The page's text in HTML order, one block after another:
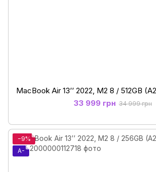
MacBook Air 13’’ 2022, М2 8 / 512GB
33 999 грн 34 999 грн
−9%
A-